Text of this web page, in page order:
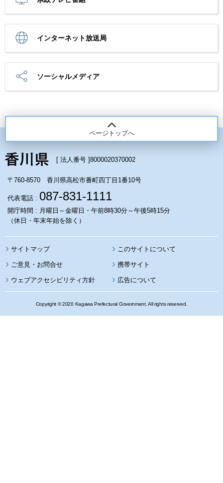
インターネット放送局
ソーシャルメディア
ページトップへ
[ 法人番号 ]8000020370002
〒760-8570 香川県高松市番町四丁目1番10号
代表電話 : 087-831-1111
開庁時間 : 月曜日～金曜日・午前8時30分～午後5時15分
（休日・年末年始を除く）
サイトマップ このサイトについて
携帯サイト
ウェブアクセシビリティ方針 広告について
Copyright © 2020 Kagawa Prefectural Government. All rights reserved.